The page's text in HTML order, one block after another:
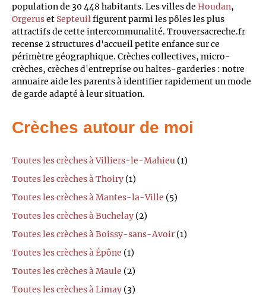
population de 30 448 habitants. Les villes de Houdan,
Orgeruset Septeuilfigurent parmi les pôles les plus
attractifs de cette intercommunalité. Trouversacreche.fr
recense 2 structures d'accueil petite enfance sur ce
périmètre géographique. Crèches collectives, micro-
crèches, crèches d'entreprise ou haltes-garderies : notre
annuaire aide les parents à identifier rapidement un mode
de garde adapté à leur situation.
Crèches autour de moi
Toutes les crèches à Villiers-le-Mahieu (1)
Toutes les crèches à Thoiry (1)
Toutes les crèches à Mantes-la-Ville (5)
Toutes les crèches à Buchelay (2)
Toutes les crèches à Boissy-sans-Avoir (1)
Toutes les crèches à Épône (1)
Toutes les crèches à Maule (2)
Toutes les crèches à Limay (3)